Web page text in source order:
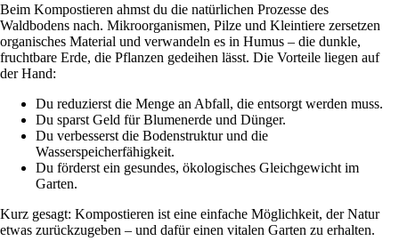
Beim Kompostieren ahmst du die natürlichen Prozesse des
Waldbodens nach. Mikroorganismen, Pilze und Kleintiere zersetzen
organisches Material und verwandeln es in Humus – die dunkle,
fruchtbare Erde, die Pflanzen gedeihen lässt. Die Vorteile liegen auf
der Hand:
Du reduzierst die Menge an Abfall, die entsorgt werden muss.
Du sparst Geld für Blumenerde und Dünger.
Du verbesserst die Bodenstruktur und die
Wasserspeicherfähigkeit.
Du förderst ein gesundes, ökologisches Gleichgewicht im
Garten.
Kurz gesagt: Kompostieren ist eine einfache Möglichkeit, der Natur
etwas zurückzugeben – und dafür einen vitalen Garten zu erhalten.